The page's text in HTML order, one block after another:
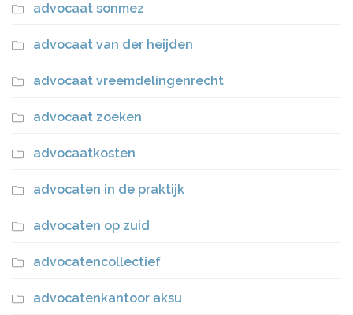
advocaat sonmez
advocaat van der heijden
advocaat vreemdelingenrecht
advocaat zoeken
advocaatkosten
advocaten in de praktijk
advocaten op zuid
advocatencollectief
advocatenkantoor aksu